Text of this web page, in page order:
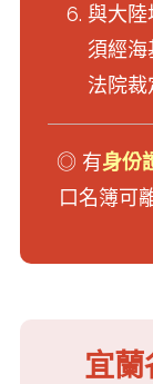
與大陸
須經
法院裁
◎ 有身份
口名簿可
宜